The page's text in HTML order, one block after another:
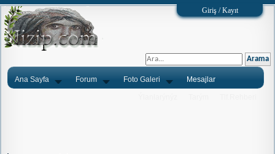
Giriş / Kayıt
Ana Sayfa Forum Foto Galeri Mesajlar